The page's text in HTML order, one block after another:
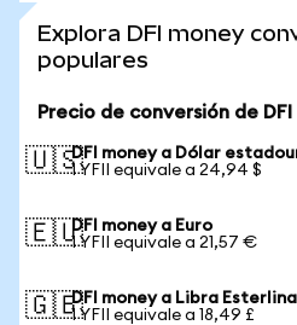
Explora DFI money
populares
Precio de conversión de
🇺🇸DFI money a Dólar
1 YFII equivale a 24,94 $
🇪🇺DFI money a Euro
1 YFII equivale a 21,57 €
🇬🇧DFI money a Libra
1 YFII equivale a 18,49 £